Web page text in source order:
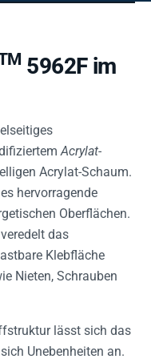
5962F im
Acrylat-
Acrylat-Schaum.
hervorragende
Oberflächen.
das
Klebfläche
Nieten, Schrauben
lässt sich das
Unebenheiten an.